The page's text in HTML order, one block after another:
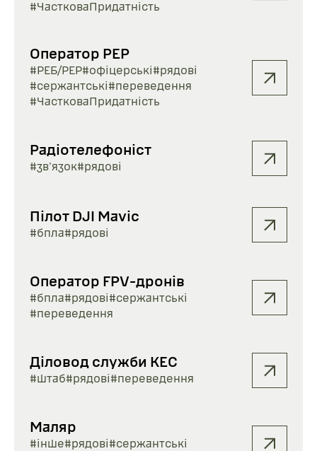
#ЧастковаПридатність
Оператор РЕР
#РЕБ/РЕР#офіцерські#рядові
#сержантські#переведення
#ЧастковаПридатність
Радіотелефоніст
#зв'язок#рядові
Пілот DJI Mavic
#бпла#рядові
Оператор FPV-дронів
#бпла#рядові#сержантські
#переведення
Діловод служби КЕС
#штаб#рядові#переведення
Маляр
#інше#рядові#сержантські